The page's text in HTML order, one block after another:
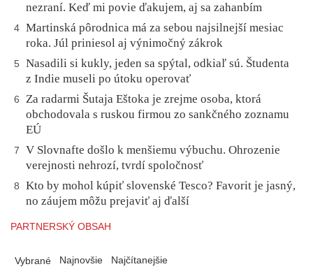
nezraní. Keď mi povie ďakujem, aj sa zahanbím
4 Martinská pôrodnica má za sebou najsilnejší mesiac
roka. Júl priniesol aj výnimočný zákrok
5
Nasadili si kukly, jeden sa spýtal, odkiaľ sú. Študenta
z Indie museli po útoku operovať
6
Za radarmi Šutaja Eštoka je zrejme osoba, ktorá
obchodovala s ruskou firmou zo sankčného zoznamu
EÚ
7
V Slovnafte došlo k menšiemu výbuchu. Ohrozenie
verejnosti nehrozí, tvrdí spoločnosť
8
Kto by mohol kúpiť slovenské Tesco? Favorit je jasný,
no záujem môžu prejaviť aj ďalší
PARTNERSKÝ OBSAH
Vybrané Najnovšie Najčítanejšie